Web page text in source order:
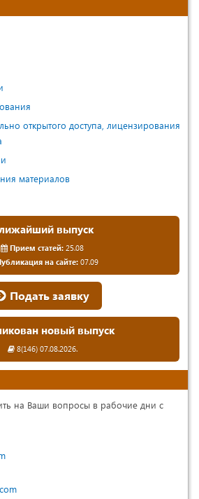
открытого доступа, лицензирования
материалов
выпуск
Прием статей: 25.08
на сайте:07.09
Подать заявку
новый выпуск
8(146) 07.08.2026.
на Ваши вопросы в рабочие дни с